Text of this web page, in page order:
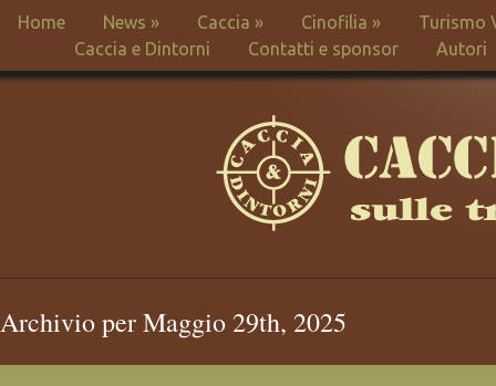
Home News » Caccia » Cinofilia »
Turismo
Caccia e Dintorni
Contatti e sponsor Autori
Archivio per Maggio 29th, 2025